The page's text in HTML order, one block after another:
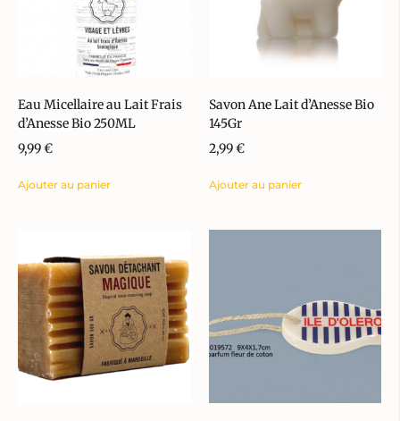
Eau Micellaire au Lait Frais
d’Anesse Bio 250ML
9,99€
Ajouter au panier
Savon Ane Lait d’Anesse Bio
145Gr
2,99€
Ajouter au panier